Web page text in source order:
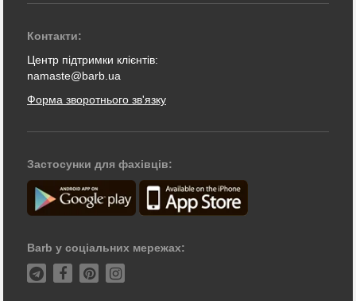
Контакти:
Центр підтримки клієнтів:
namaste@barb.ua
Форма зворотнього зв'язку
Застосунки для фахівців:
Barb у соціальних мережах: